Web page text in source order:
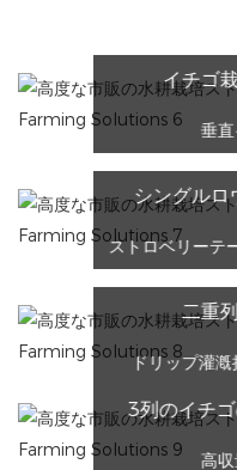
イチゴ
垂
シングルロ
ストロベリーテ
二重
ドリップ灌
3列のイチ
高